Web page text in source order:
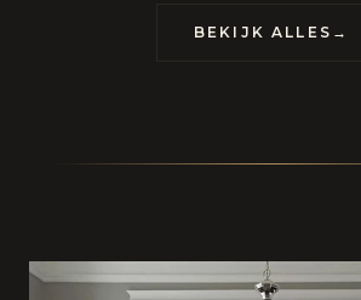
BEKIJK ALLES →